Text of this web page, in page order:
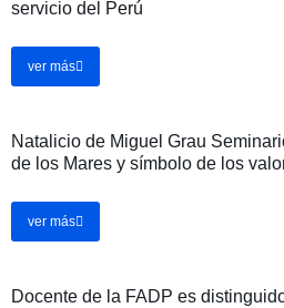
servicio del Perú
ver más
Natalicio de Miguel Grau
de los Mares y símbolo de los
ver más
Docente de la FADP es